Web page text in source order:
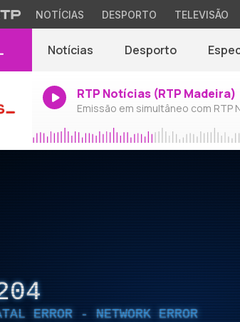
NOTÍCIAS DESPORTO TELEVISÃO
Notícias Desporto
RTP Notícias (RTP Madeira)
Emissão em simultâneo com RTP
ERROR - NETWORK ERROR